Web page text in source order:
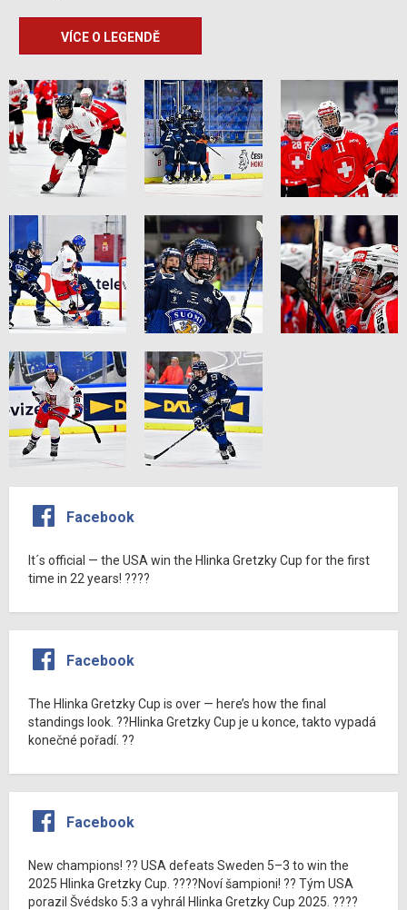
VÍCE O LEGENDĚ
Facebook
It´s official — the USA win the Hlinka Gretzky Cup for the first
time in 22 years! ????
Facebook
The Hlinka Gretzky Cup is over — here’s how the final
standings look. ??Hlinka Gretzky Cup je u konce, takto vypadá
konečné pořadí. ??
Facebook
New champions! ?? USA defeats Sweden 5–3 to win the
2025 Hlinka Gretzky Cup. ????Noví šampioni! ?? Tým USA
porazil Švédsko 5:3 a vyhrál Hlinka Gretzky Cup 2025. ????